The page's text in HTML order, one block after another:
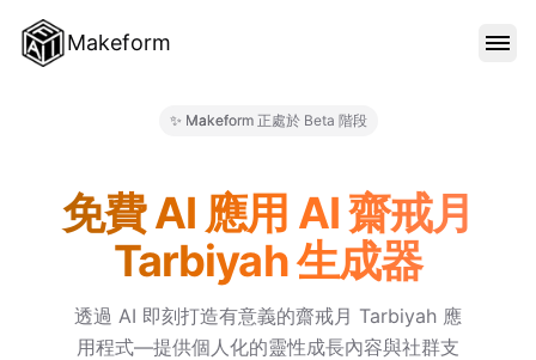
Makeform
✨ Makeform 正處於 Beta 階段
免費 AI 應用 AI 齋戒月
Tarbiyah 生成器
透過 AI 即刻打造有意義的齋戒月 Tarbiyah 應
用程式—提供個人化的靈性成長內容與社群支